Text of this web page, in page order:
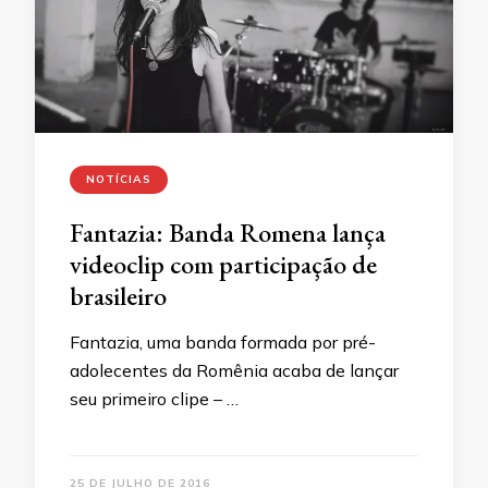
NOTÍCIAS
Fantazia: Banda Romena lança
videoclip com participação de
brasileiro
Fantazia, uma banda formada por pré-
adolecentes da Romênia acaba de lançar
seu primeiro clipe – …
25 DE JULHO DE 2016